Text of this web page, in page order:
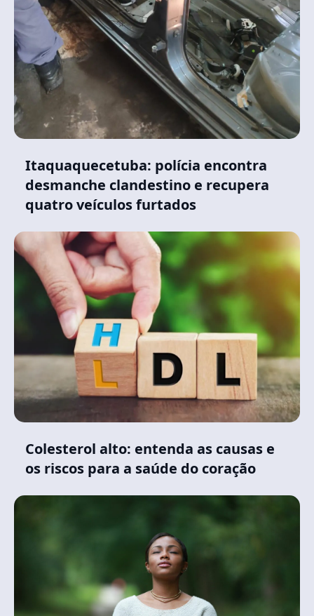
Itaquaquecetuba: polícia encontra
desmanche clandestino e recupera
quatro veículos furtados
Colesterol alto: entenda as causas e
os riscos para a saúde do coração